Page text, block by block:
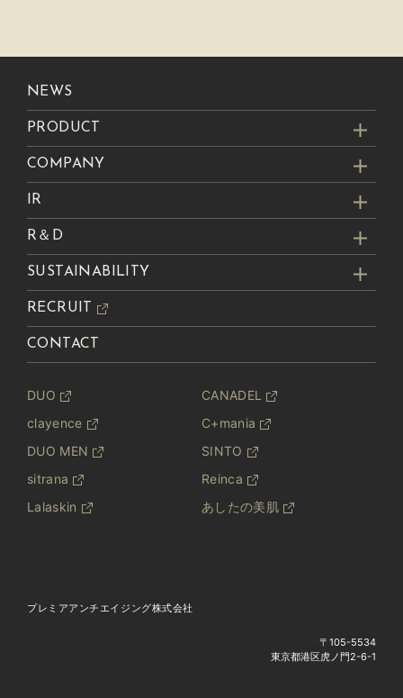
NEWS
PRODUCT
COMPANY
IR
R＆D
SUSTAINABILITY
RECRUIT
CONTACT
DUO
CANADEL
clayence
C+mania
DUO MEN
SINTO
sitrana
Reinca
Lalaskin
あしたの美肌
プレミアアンチエイジング株式会社
〒105-5534
東京都港区虎ノ門2-6-1